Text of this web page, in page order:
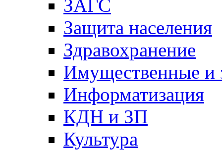
ЗАГС
Защита населения
Здравохранение
Имущественные и
Информатизация
КДН и ЗП
Культура